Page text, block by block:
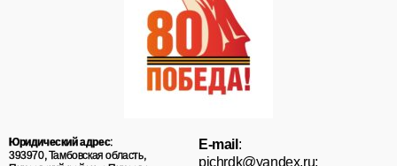
Юридический адрес:
393970, Тамбовская область,
E-mail :
pichrdk@yаndex.ru;